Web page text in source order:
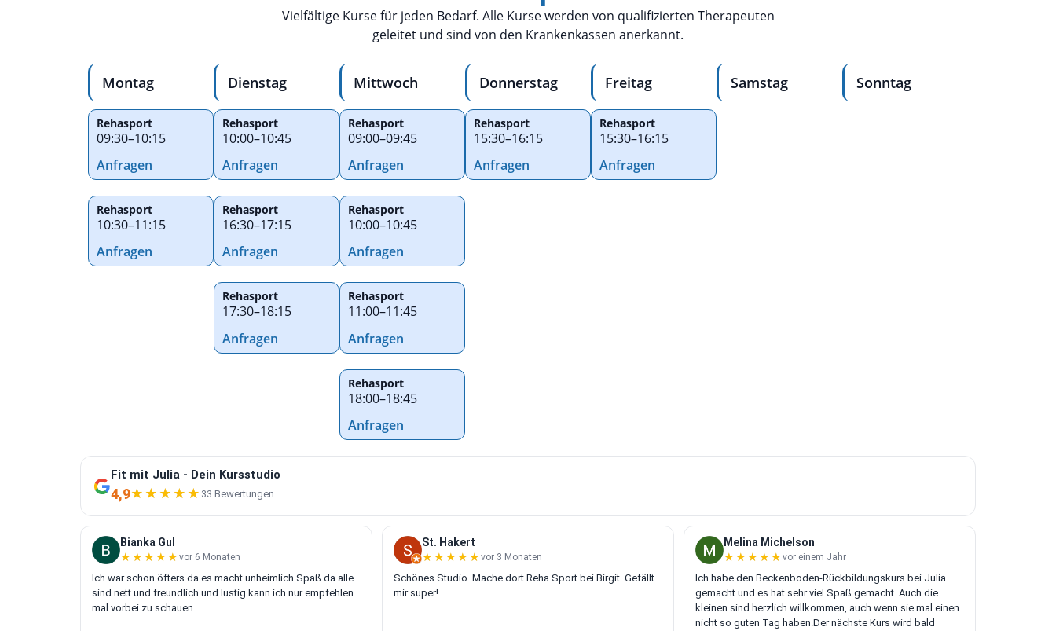
Vielfältige Kurse für jeden Bedarf. Alle Kurse werden von qualifizierten Therapeuten
geleitet und sind von den Krankenkassen anerkannt.
Montag
Rehasport
09:30–10:15
Anfragen
Rehasport
10:30–11:15
Anfragen
Dienstag
Rehasport
10:00–10:45
Anfragen
Rehasport
16:30–17:15
Anfragen
Rehasport
17:30–18:15
Anfragen
Mittwoch
Rehasport
09:00–09:45
Anfragen
Rehasport
10:00–10:45
Anfragen
Rehasport
11:00–11:45
Anfragen
Rehasport
18:00–18:45
Anfragen
Donnerstag
Rehasport
15:30–16:15
Anfragen
Freitag
Rehasport
15:30–16:15
Anfragen
Samstag Sonntag
Fit mit Julia - Dein Kursstudio
4,9★★★★★
★★★★★ 33 Bewertungen
Bianka Gul
★★★★★
★★★★★ vor 6 Monaten
Ich war schon öfters da es macht unheimlich Spaß da alle
sind nett und freundlich und lustig kann ich nur empfehlen
mal vorbei zu schauen
St. Hakert
★★★★★
★★★★★ vor 3 Monaten
Schönes Studio. Mache dort Reha Sport bei Birgit. Gefällt
mir super!
Melina Michelson
★★★★★
★★★★★ vor einem Jahr
Ich habe den Beckenboden-Rückbildungskurs bei Julia
gemacht und es hat sehr viel Spaß gemacht. Auch die
kleinen sind herzlich willkommen, auch wenn sie mal einen
nicht so guten Tag haben.Der nächste Kurs wird bald